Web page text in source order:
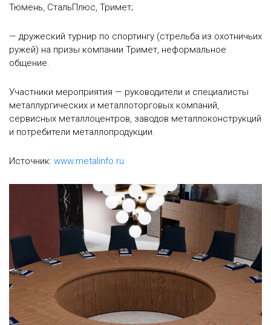
Тюмень, СтальПлюс, Тримет;
— дружеский турнир по спортингу (стрельба из охотничьих
ружей) на призы компании Тримет, неформальное
общение.
Участники мероприятия — руководители и специалисты
металлургических и металлоторговых компаний,
сервисных металлоцентров, заводов металлоконструкций
и потребители металлопродукции.
Источник: www.metalinfo.ru